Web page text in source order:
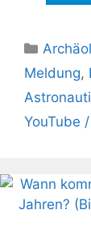
Meldung,
YouTube